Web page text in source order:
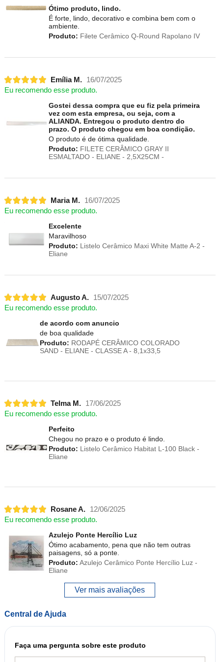
Ótimo produto, lindo.
É forte, lindo, decorativo e combina bem com o
ambiente.
Produto: Filete Cerâmico Q-Round Rapolano IV
Emília M.
16/07/2025
Eu recomendo esse produto.
Gostei dessa compra que eu fiz pela primeira
vez com esta empresa, ou seja, com a
ALIANDA. Entregou o produto dentro do
prazo. O produto chegou em boa condição.
O produto é de ótima qualidade.
Produto: FILETE CERÂMICO GRAY II
ESMALTADO - ELIANE - 2,5X25CM -
Maria M.
16/07/2025
Eu recomendo esse produto.
Excelente
Maravilhoso
Produto: Listelo Cerâmico Maxi White Matte A-2 -
Eliane
Augusto A.
15/07/2025
Eu recomendo esse produto.
de acordo com anuncio
de boa qualidade
Produto: RODAPÉ CERÂMICO COLORADO
SAND - ELIANE - CLASSE A - 8,1x33,5
Telma M.
17/06/2025
Eu recomendo esse produto.
Perfeito
Chegou no prazo e o produto é lindo.
Produto: Listelo Cerâmico Habitat L-100 Black -
Eliane
Rosane A.
12/06/2025
Eu recomendo esse produto.
Azulejo Ponte Hercílio Luz
Ótimo acabamento, pena que não tem outras
paisagens, só a ponte.
Produto: Azulejo Cerâmico Ponte Hercílio Luz -
Eliane
Ver mais avaliações
Central de Ajuda
Faça uma pergunta sobre este produto